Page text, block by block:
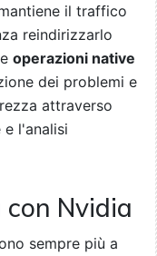
il traffico
reindirizzarlo
operazioni native
dei problemi e
attraverso
l'analisi
con Nvidia
sempre più a